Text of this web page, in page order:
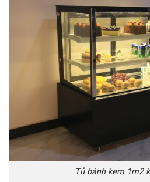
Tủ bánh kem 1m2